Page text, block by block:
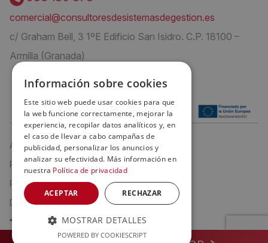
comercial@consultoresdesistemasdegestion.es
c/ Graham Bell, 3 1ºE Edificio San Isidro. C.P. 18100 –
Armilla (Granada)
Aviso Legal
Política de privacidad
Política de cookies
Declaración de Accesibilidad
Información sobre cookies
Este sitio web puede usar cookies para que
la web funcione correctamente, mejorar la
experiencia, recopilar datos analíticos y, en
el caso de llevar a cabo campañas de
publicidad, personalizar los anuncios y
analizar su efectividad. Más información en
nuestra Política de privacidad
ACEPTAR RECHAZAR
MOSTRAR DETALLES
POWERED BY COOKIESCRIPT